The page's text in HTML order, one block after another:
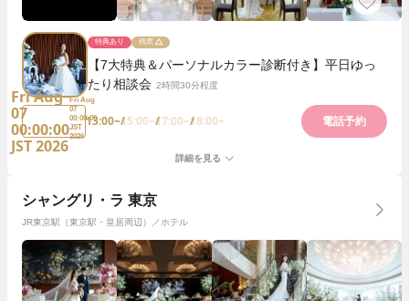
特典あり 残席
【7大特典＆パーソナルカラー診断付き】平日ゆっ
たり相談会 2時間30分程度
Fri Aug
07
00:00:00
JST 2026
Fri Aug
07
00:00:00
JST
2026
13:00~15:00~17:00~18:00~ 電話予約
詳細を見る
シャングリ・ラ 東京
JR東京駅（東京駅・皇居周辺）／ホテル